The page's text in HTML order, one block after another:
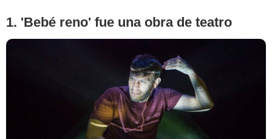
1. 'Bebé reno' fue una obra de teatro